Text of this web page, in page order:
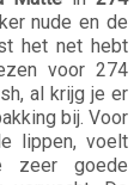
nude en de
het net hebt
voor 274
al krijg je er
bij. Voor
lippen, voelt
zeer goede